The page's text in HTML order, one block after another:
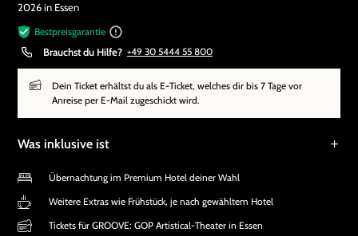
2026 in Essen
Bestpreisgarantie
Brauchst du Hilfe? +49 30 5444 55 800
Dein Ticket erhältst du als E-Ticket, welches dir bis 7 Tage vor
Anreise per E-Mail zugeschickt wird.
Was inklusive ist
Übernachtung im Premium Hotel deiner Wahl
Weitere Extras wie Frühstück, je nach gewähltem Hotel
Tickets für GROOVE: GOP Artistical-Theater in Essen